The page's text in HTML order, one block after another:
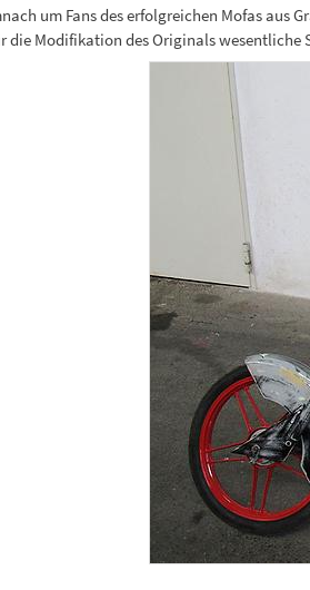
um Fans des erfolgreichen Mofas aus
die Modifikation des Originals wesentliche